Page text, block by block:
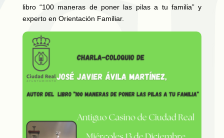
libro “100 maneras de poner las pilas a tu familia” y
experto en Orientación Familiar.